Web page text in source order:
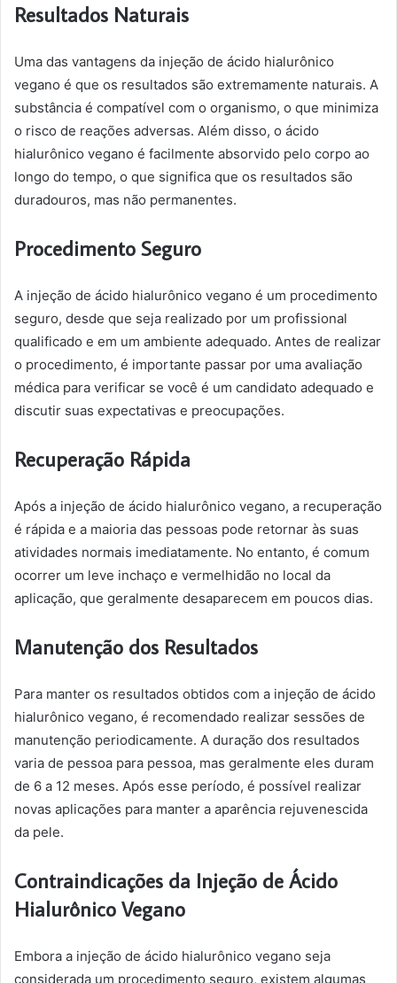
Resultados Naturais
Uma das vantagens da injeção de ácido hialurônico
vegano é que os resultados são extremamente naturais. A
substância é compatível com o organismo, o que minimiza
o risco de reações adversas. Além disso, o ácido
hialurônico vegano é facilmente absorvido pelo corpo ao
longo do tempo, o que significa que os resultados são
duradouros, mas não permanentes.
Procedimento Seguro
A injeção de ácido hialurônico vegano é um procedimento
seguro, desde que seja realizado por um profissional
qualificado e em um ambiente adequado. Antes de realizar
o procedimento, é importante passar por uma avaliação
médica para verificar se você é um candidato adequado e
discutir suas expectativas e preocupações.
Recuperação Rápida
Após a injeção de ácido hialurônico vegano, a recuperação
é rápida e a maioria das pessoas pode retornar às suas
atividades normais imediatamente. No entanto, é comum
ocorrer um leve inchaço e vermelhidão no local da
aplicação, que geralmente desaparecem em poucos dias.
Manutenção dos Resultados
Para manter os resultados obtidos com a injeção de ácido
hialurônico vegano, é recomendado realizar sessões de
manutenção periodicamente. A duração dos resultados
varia de pessoa para pessoa, mas geralmente eles duram
de 6 a 12 meses. Após esse período, é possível realizar
novas aplicações para manter a aparência rejuvenescida
da pele.
Contraindicações da Injeção de Ácido
Hialurônico Vegano
Embora a injeção de ácido hialurônico vegano seja
considerada um procedimento seguro, existem algumas